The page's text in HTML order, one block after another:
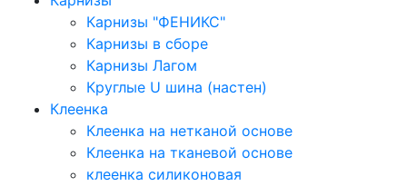
Карнизы "ФЕНИКС"
Карнизы в сборе
Карнизы Лагом
Круглые U шина (настен)
Клеенка
Клеенка на нетканой основе
Клеенка на тканевой основе
клеенка силиконовая